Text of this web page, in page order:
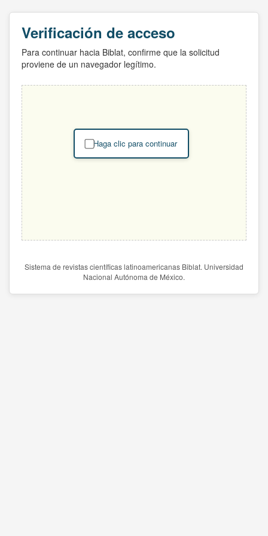
Verificación de acceso
Para continuar hacia Biblat, confirme que la solicitud
proviene de un navegador legítimo.
Haga clic para continuar
Sistema de revistas científicas latinoamericanas Biblat. Universidad
Nacional Autónoma de México.